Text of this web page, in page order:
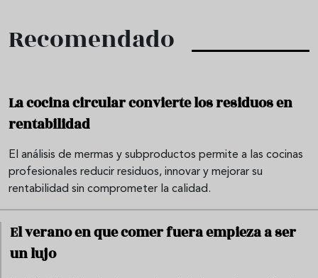
Recomendado
La cocina circular convierte los residuos en
rentabilidad
El análisis de mermas y subproductos permite a las cocinas
profesionales reducir residuos, innovar y mejorar su
rentabilidad sin comprometer la calidad.
El verano en que comer fuera empieza a ser
un lujo